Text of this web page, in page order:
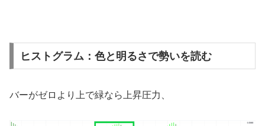
ヒストグラム：色と明るさで勢いを読む
バーがゼロより上で緑なら上昇圧力、